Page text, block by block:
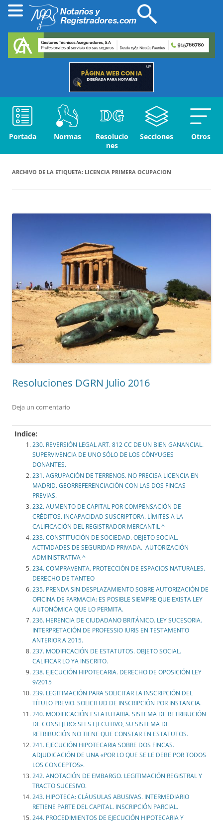
Portada Normas
Resolucio
nes
Secciones Otros
ARCHIVO DE LA ETIQUETA: LICENCIA PRIMERA OCUPACION
Resoluciones DGRN Julio 2016
Deja un comentario
Indice:
230. REVERSIÓN LEGAL ART. 812 CC DE UN BIEN GANANCIAL.
SUPERVIVENCIA DE UNO SÓLO DE LOS CÓNYUGES
DONANTES.
231. AGRUPACIÓN DE TERRENOS. NO PRECISA LICENCIA EN
MADRID. GEORREFERENCIACIÓN CON LAS DOS FINCAS
PREVIAS.
232. AUMENTO DE CAPITAL POR COMPENSACIÓN DE
CRÉDITOS. INCAPACIDAD SUSCRIPTORA. LÍMITES A LA
CALIFICACIÓN DEL REGISTRADOR MERCANTIL ^
233. CONSTITUCIÓN DE SOCIEDAD. OBJETO SOCIAL.
ACTIVIDADES DE SEGURIDAD PRIVADA. AUTORIZACIÓN
ADMINISTRATIVA ^
234. COMPRAVENTA. PROTECCIÓN DE ESPACIOS NATURALES.
DERECHO DE TANTEO
235. PRENDA SIN DESPLAZAMIENTO SOBRE AUTORIZACIÓN DE
OFICINA DE FARMACIA: ES POSIBLE SIEMPRE QUE EXISTA LEY
AUTONÓMICA QUE LO PERMITA.
236. HERENCIA DE CIUDADANO BRITÁNICO. LEY SUCESORIA.
INTERPRETACIÓN DE PROFESSIO IURIS EN TESTAMENTO
ANTERIOR A 2015.
237. MODIFICACIÓN DE ESTATUTOS. OBJETO SOCIAL.
CALIFICAR LO YA INSCRITO.
238. EJECUCIÓN HIPOTECARIA. DERECHO DE OPOSICIÓN LEY
9/2015
239. LEGITIMACIÓN PARA SOLICITAR LA INSCRIPCIÓN DEL
TÍTULO PREVIO. SOLICITUD DE INSCRIPCIÓN POR INSTANCIA.
240. MODIFICACIÓN ESTATUTARIA. SISTEMA DE RETRIBUCIÓN
DE CONSEJERO: SI ES EJECUTIVO, SU SISTEMA DE
RETRIBUCIÓN NO TIENE QUE CONSTAR EN ESTATUTOS.
241. EJECUCIÓN HIPOTECARIA SOBRE DOS FINCAS.
ADJUDICACIÓN DE UNA «POR LO QUE SE LE DEBE POR TODOS
LOS CONCEPTOS».
242. ANOTACIÓN DE EMBARGO. LEGITIMACIÓN REGISTRAL Y
TRACTO SUCESIVO.
243. HIPOTECA: CLÁUSULAS ABUSIVAS. INTERMEDIARIO
RETIENE PARTE DEL CAPITAL. INSCRIPCIÓN PARCIAL.
244. PROCEDIMIENTOS DE EJECUCIÓN HIPOTECARIA Y